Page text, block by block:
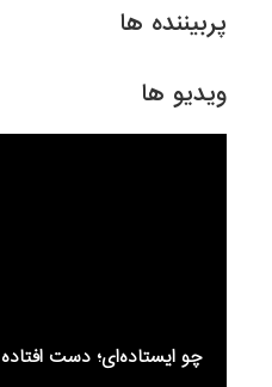
پربیننده ها
ویدیو ها
چو ایستاده‌ای؛ دست افتاده